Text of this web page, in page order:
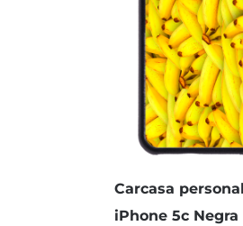
Carcasa
iPhone 5c Negra